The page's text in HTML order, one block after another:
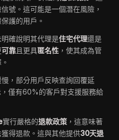
號。這可能是一個潛在風險，
護的用戶。
明確說明其代理是住宅代理還是
可靠且更具匿名性 ，使其成為管
慢，部分用戶反映查詢回覆延
僅有60%的客戶對支援服務給
實行嚴格的退款政策 ，這意味著
得退款。這與其他提供30天退